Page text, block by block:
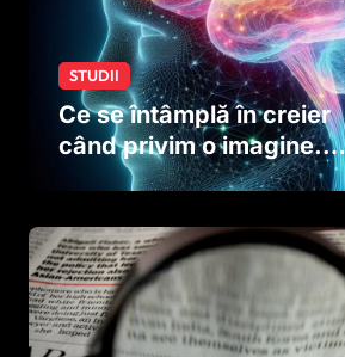
STUDII
Ce se întâmplă în creier
când privim o imagine.
Studiul care explică rolul